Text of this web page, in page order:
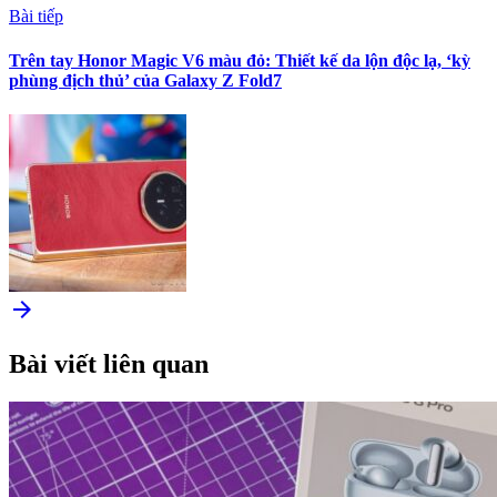
Bài tiếp
Trên tay Honor Magic V6 màu đỏ: Thiết kế da lộn độc lạ, ‘kỳ
phùng địch thủ’ của Galaxy Z Fold7
arrow_forward
Bài viết liên quan